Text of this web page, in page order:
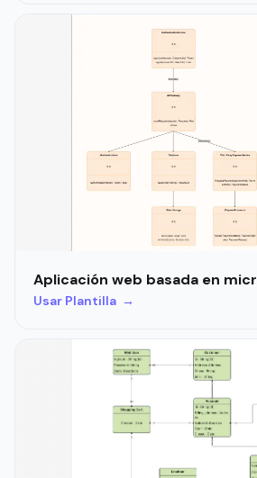
Aplicación web basada en
Usar Plantilla →